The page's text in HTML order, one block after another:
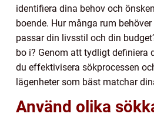
identifiera dina behov och
boende. Hur många rum
passar din livsstil och din
bo i? Genom att tydligt definiera
du effektivisera sökprocessen
lägenheter som bäst matchar
Använd olika